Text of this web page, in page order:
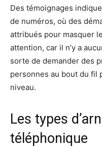
Des témoignages
de numéros, où des
attribués pour masquer
attention, car il n’y a
sorte de demander des
personnes au bout du fil
niveau.
Les types
téléphonique